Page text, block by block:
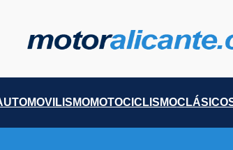
MOTOCICLISMO